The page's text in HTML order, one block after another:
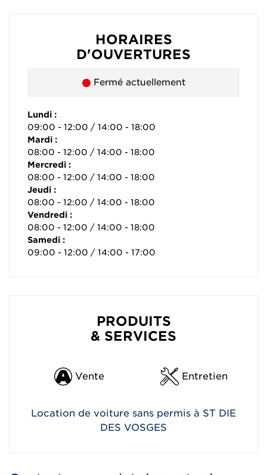
HORAIRES
D'OUVERTURES
Fermé actuellement
Lundi :
09:00 - 12:00 / 14:00 - 18:00
Mardi :
08:00 - 12:00 / 14:00 - 18:00
Mercredi :
08:00 - 12:00 / 14:00 - 18:00
Jeudi :
08:00 - 12:00 / 14:00 - 18:00
Vendredi :
08:00 - 12:00 / 14:00 - 18:00
Samedi :
09:00 - 12:00 / 14:00 - 17:00
PRODUITS
& SERVICES
Vente Entretien
Location de voiture sans permis à ST DIE
DES VOSGES